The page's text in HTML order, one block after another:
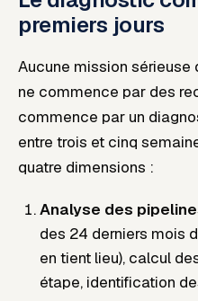
premiers jours
Aucune mission
ne commence par des
commence par un
entre trois et cinq
quatre dimensions :
Analyse des
des 24 derniers mois
en tient lieu), calcul
étape, identification